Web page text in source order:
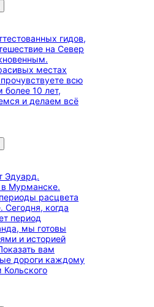
гидов,
на Север
местах
всю
10 лет,
и делаем всё
Эдуард.
Мурманске.
расцвета
когда
период
мы готовы
и историей
вам
дороги каждому